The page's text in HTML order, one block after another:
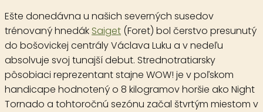
Ešte donedávna u našich severných susedov
trénovaný hnedák Saiget (Foret) bol čerstvo presunutý
do bošovickej centrály Václava Luku a v nedeľu
absolvuje svoj tunajší debut. Strednotratiarsky
pôsobiaci reprezentant stajne WOW! je v poľskom
handicape hodnotený o 8 kilogramov horšie ako Night
Tornado a tohtoročnú sezónu začal štvrtým miestom v